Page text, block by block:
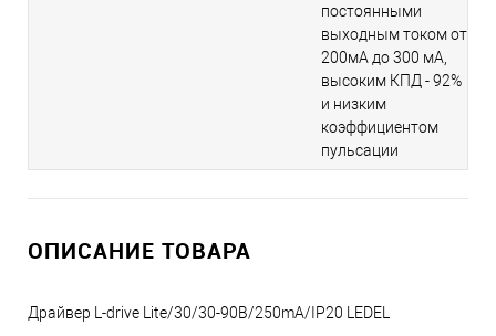
постоянными
выходным током от
200мА до 300 мА,
высоким КПД - 92%
и низким
коэффициентом
пульсации
ОПИСАНИЕ ТОВАРА
Драйвер L-drive Lite/30/30-90В/250mA/IP20 LEDEL